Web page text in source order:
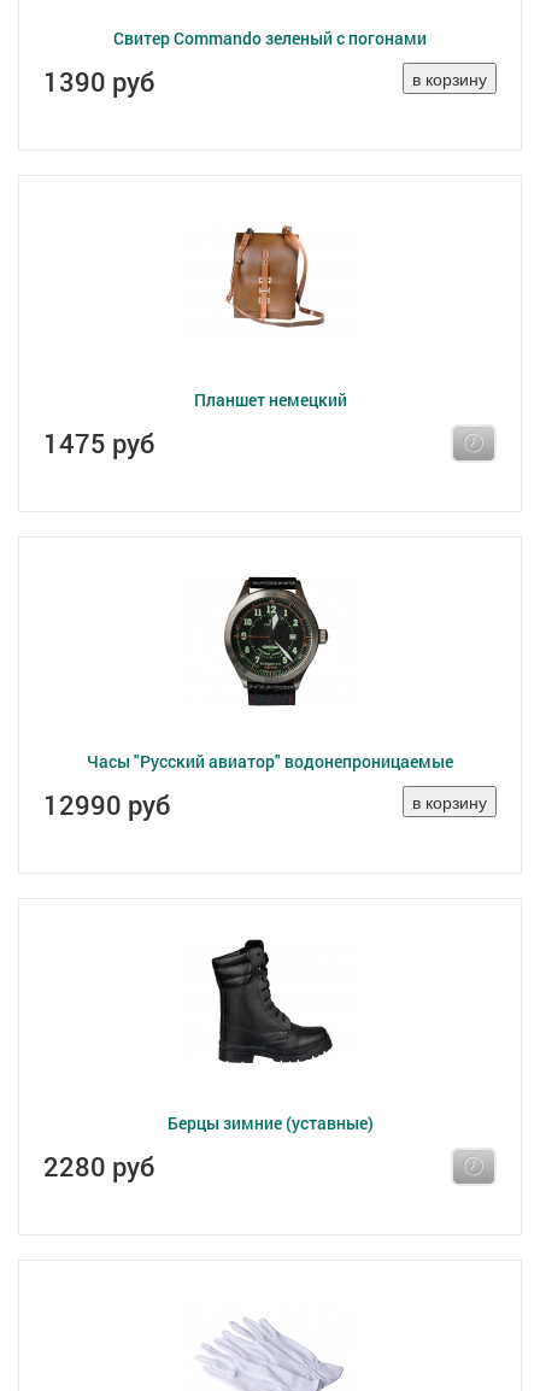
Свитер Commando зеленый с погонами
1390 руб
Планшет немецкий
1475 руб
Часы "Русский авиатор" водонепроницаемые
12990 руб
Берцы зимние (уставные)
2280 руб